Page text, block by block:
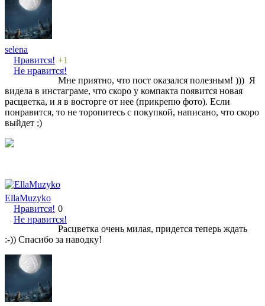
selena
Нравится!
Не нравится!
+1
Мне приятно, что пост оказался полезным! ))) Я
видела в инстаграме, что скоро у компакта появится новая
расцветка, и я в восторге от нее (прикрепю фото). Если
понравится, то не торопитесь с покупкой, написано, что скоро
выйдет ;)
EllaMuzyko
Нравится!
Не нравится!
0
Расцветка очень милая, придется теперь ждать
:-)) Спасибо за наводку!